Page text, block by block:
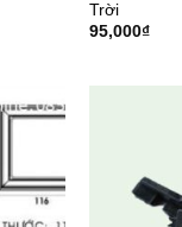
Trời
95,000₫